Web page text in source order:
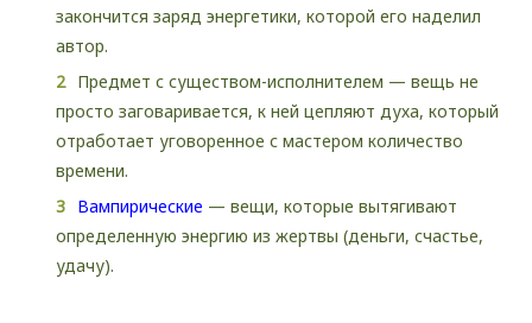
закончится заряд энергетики, которой его наделил
автор.
Предмет с существом-исполнителем — вещь не
просто заговаривается, к ней цепляют духа, который
отработает уговоренное с мастером количество
времени.
Вампирические — вещи, которые вытягивают
определенную энергию из жертвы (деньги, счастье,
удачу).